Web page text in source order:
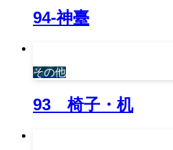
94-神臺
その他
93 椅子・机